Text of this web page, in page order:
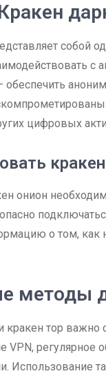
собой
цифровых
онион
о том, как
методы
кракен тор
VPN, регулярное
Использование